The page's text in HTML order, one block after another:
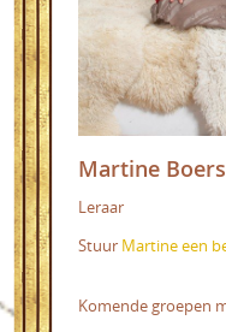
Martine
Leraar
Stuur Martine een
Komende groepen